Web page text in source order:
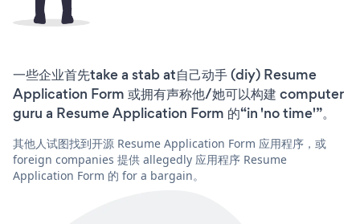
一些企业首先take a stab at自己动手 (diy) Resume
Application Form 或拥有声称他/她可以构建 computer
guru a Resume Application Form 的“in 'no time'”。
其他人试图找到开源 Resume Application Form 应用程序，或
foreign companies 提供 allegedly 应用程序 Resume
Application Form 的 for a bargain。